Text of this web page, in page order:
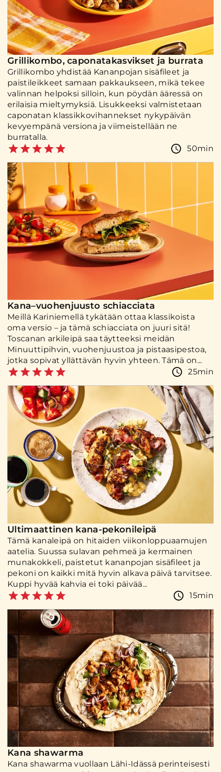
Grillikombo, caponatakasvikset ja burrata
Grillikombo yhdistää Kananpojan sisäfileet ja
paistileikkeet samaan pakkaukseen, mikä tekee
valinnan helpoksi silloin, kun pöydän ääressä on
erilaisia mieltymyksiä. Lisukkeeksi valmistetaan
caponatan klassikkovihannekset nykypäivän
kevyempänä versiona ja viimeistellään ne
burratalla.
50min
Kana–vuohenjuusto schiacciata
Meillä Kariniemellä tykätään ottaa klassikoista
oma versio – ja tämä schiacciata on juuri sitä!
Toscanan arkileipä saa täytteeksi meidän
Minuuttipihvin, vuohenjuustoa ja pistaasipestoa,
jotka sopivat yllättävän hyvin yhteen. Tämä on...
25min
Ultimaattinen kana-pekonileipä
Tämä kanaleipä on hitaiden viikonloppuaamujen
aatelia. Suussa sulavan pehmeä ja kermainen
munakokkeli, paistetut kananpojan sisäfileet ja
pekoni on kaikki mitä hyvin alkava päivä tarvitsee.
Kuppi hyvää kahvia ei toki päivää...
15min
Kana shawarma
Kana shawarma vuollaan Lähi-Idässä perinteisesti